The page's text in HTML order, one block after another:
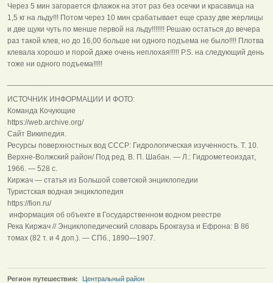
Через 5 мин загорается флажок на этот раз без осечки и красавица на
1,5 кг на льду!!! Потом через 10 мин срабатывает еще сразу две жерлицы
и две щуки чуть по менше первой на льду!!!!!!! Решаю остаться до вечера
раз такой клев, но до 16,00 больше ни одного подъема не было!!!! Плотва
клевала хорошо и порой даже очень неплохая!!!!! P.S. на следующий день
тоже ни одного подъема!!!!!
ИСТОЧНИК ИНФОРМАЦИИ И ФОТО:
Команда Кочующие
https://web.archive.org/
Сайт Википедия.
Ресурсы поверхностных вод СССР: Гидрологическая изученность. Т. 10.
Верхне-Волжский район/ Под ред. В. П. Шабан. — Л.: Гидрометеоиздат,
1966. — 528 с.
Киржач — статья из Большой советской энциклопедии
Туристская водная энциклопедия
https://fion.ru/
информация об объекте в Государственном водном реестре
Река Киржач // Энциклопедический словарь Брокгауза и Ефрона: В 86
томах (82 т. и 4 доп.). — СПб., 1890—1907.
Регион путешествия:
Центральный район